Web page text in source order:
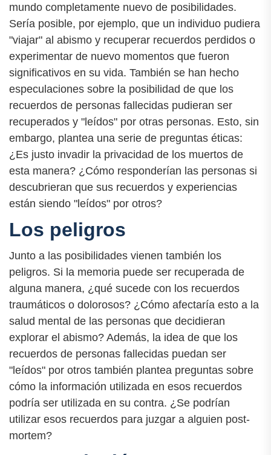
mundo completamente nuevo de posibilidades.
Sería posible, por ejemplo, que un individuo pudiera
"viajar" al abismo y recuperar recuerdos perdidos o
experimentar de nuevo momentos que fueron
significativos en su vida. También se han hecho
especulaciones sobre la posibilidad de que los
recuerdos de personas fallecidas pudieran ser
recuperados y "leídos" por otras personas. Esto, sin
embargo, plantea una serie de preguntas éticas:
¿Es justo invadir la privacidad de los muertos de
esta manera? ¿Cómo responderían las personas si
descubrieran que sus recuerdos y experiencias
están siendo "leídos" por otros?
Los peligros
Junto a las posibilidades vienen también los
peligros. Si la memoria puede ser recuperada de
alguna manera, ¿qué sucede con los recuerdos
traumáticos o dolorosos? ¿Cómo afectaría esto a la
salud mental de las personas que decidieran
explorar el abismo? Además, la idea de que los
recuerdos de personas fallecidas puedan ser
"leídos" por otros también plantea preguntas sobre
cómo la información utilizada en esos recuerdos
podría ser utilizada en su contra. ¿Se podrían
utilizar esos recuerdos para juzgar a alguien post-
mortem?